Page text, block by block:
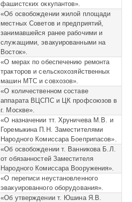
фашистских оккупантов».
«Об освобождении жилой площади
местных Советов и предприятий,
занимавшейся ранее рабочими и
служащими, эвакуированными на
Восток».
«О мерах по обеспечению ремонта
тракторов и сельскохозяйственных
машин МТС и совхозов».
«О количественном составе
аппарата ВЦСПС и ЦК профсоюзов в
г. Москве».
«О назначении тт. Хруничева М.В. и
Горемыкина П.Н. Заместителями
Народного Комиссара Боеприпасов».
«Об освобождении т. Ванникова Б.Л.
от обязанностей Заместителя
Народного Комиссара Вооружения».
«О переписи неустановленного
эвакуированного оборудования».
«Об утверждении т. Юшина Я.В.